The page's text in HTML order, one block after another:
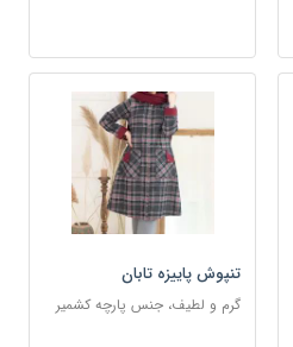
تنپوش پاییزه تابان
گرم و لطیف، جنس پارچه کشمیر